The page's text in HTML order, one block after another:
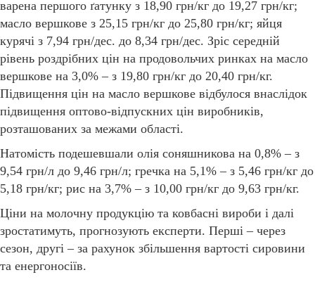
варена першого ґатунку з 18,90 грн/кг до 19,27 грн/кг;
масло вершкове з 25,15 грн/кг до 25,80 грн/кг; яйця
курячі з 7,94 грн/дес. до 8,34 грн/дес. Зріс середній
рівень роздрібних цін на продовольчих ринках на масло
вершкове на 3,0% – з 19,80 грн/кг до 20,40 грн/кг.
Підвищення цін на масло вершкове відбулося внаслідок
підвищення оптово-відпускних цін виробників,
розташованих за межами області.
Натомість подешевшали олія соняшникова на 0,8% – з
9,54 грн/л до 9,46 грн/л; гречка на 5,1% – з 5,46 грн/кг до
5,18 грн/кг; рис на 3,7% – з 10,00 грн/кг до 9,63 грн/кг.
Ціни на молочну продукцію та ковбасні вироби і далі
зростатимуть, прогнозують експерти. Перші – через
сезон, другі – за рахунок збільшення вартості сировини
та енергоносіїв.